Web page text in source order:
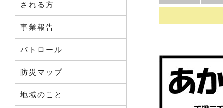
される方
事業報告
パトロール
防災マップ
地域のこと